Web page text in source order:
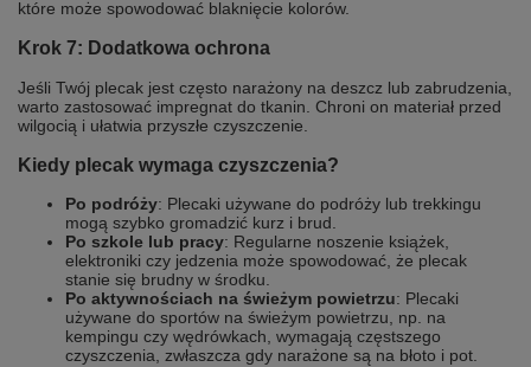
które może spowodować blaknięcie kolorów.
Krok 7: Dodatkowa ochrona
Jeśli Twój plecak jest często narażony na deszcz lub zabrudzenia,
warto zastosować impregnat do tkanin. Chroni on materiał przed
wilgocią i ułatwia przyszłe czyszczenie.
Kiedy plecak wymaga czyszczenia?
Po podróży: Plecaki używane do podróży lub trekkingu
mogą szybko gromadzić kurz i brud.
Po szkole lub pracy: Regularne noszenie książek,
elektroniki czy jedzenia może spowodować, że plecak
stanie się brudny w środku.
Po aktywnościach na świeżym powietrzu: Plecaki
używane do sportów na świeżym powietrzu, np. na
kempingu czy wędrówkach, wymagają częstszego
czyszczenia, zwłaszcza gdy narażone są na błoto i pot.